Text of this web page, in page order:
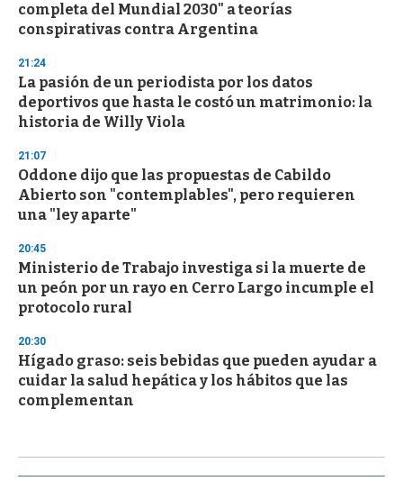
completa del Mundial 2030" a teorías
conspirativas contra Argentina
21:24
La pasión de un periodista por los datos
deportivos que hasta le costó un matrimonio: la
historia de Willy Viola
21:07
Oddone dijo que las propuestas de Cabildo
Abierto son "contemplables", pero requieren
una "ley aparte"
20:45
Ministerio de Trabajo investiga si la muerte de
un peón por un rayo en Cerro Largo incumple el
protocolo rural
20:30
Hígado graso: seis bebidas que pueden ayudar a
cuidar la salud hepática y los hábitos que las
complementan